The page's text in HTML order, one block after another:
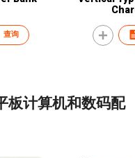
查询
板计算机和数码配